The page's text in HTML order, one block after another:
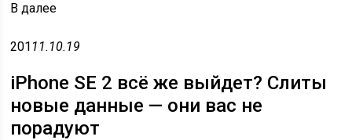
Вдалее
201 11.10.19
iPhone SE 2 всё же выйдет? Слиты
новые данные — они вас не
порадуют